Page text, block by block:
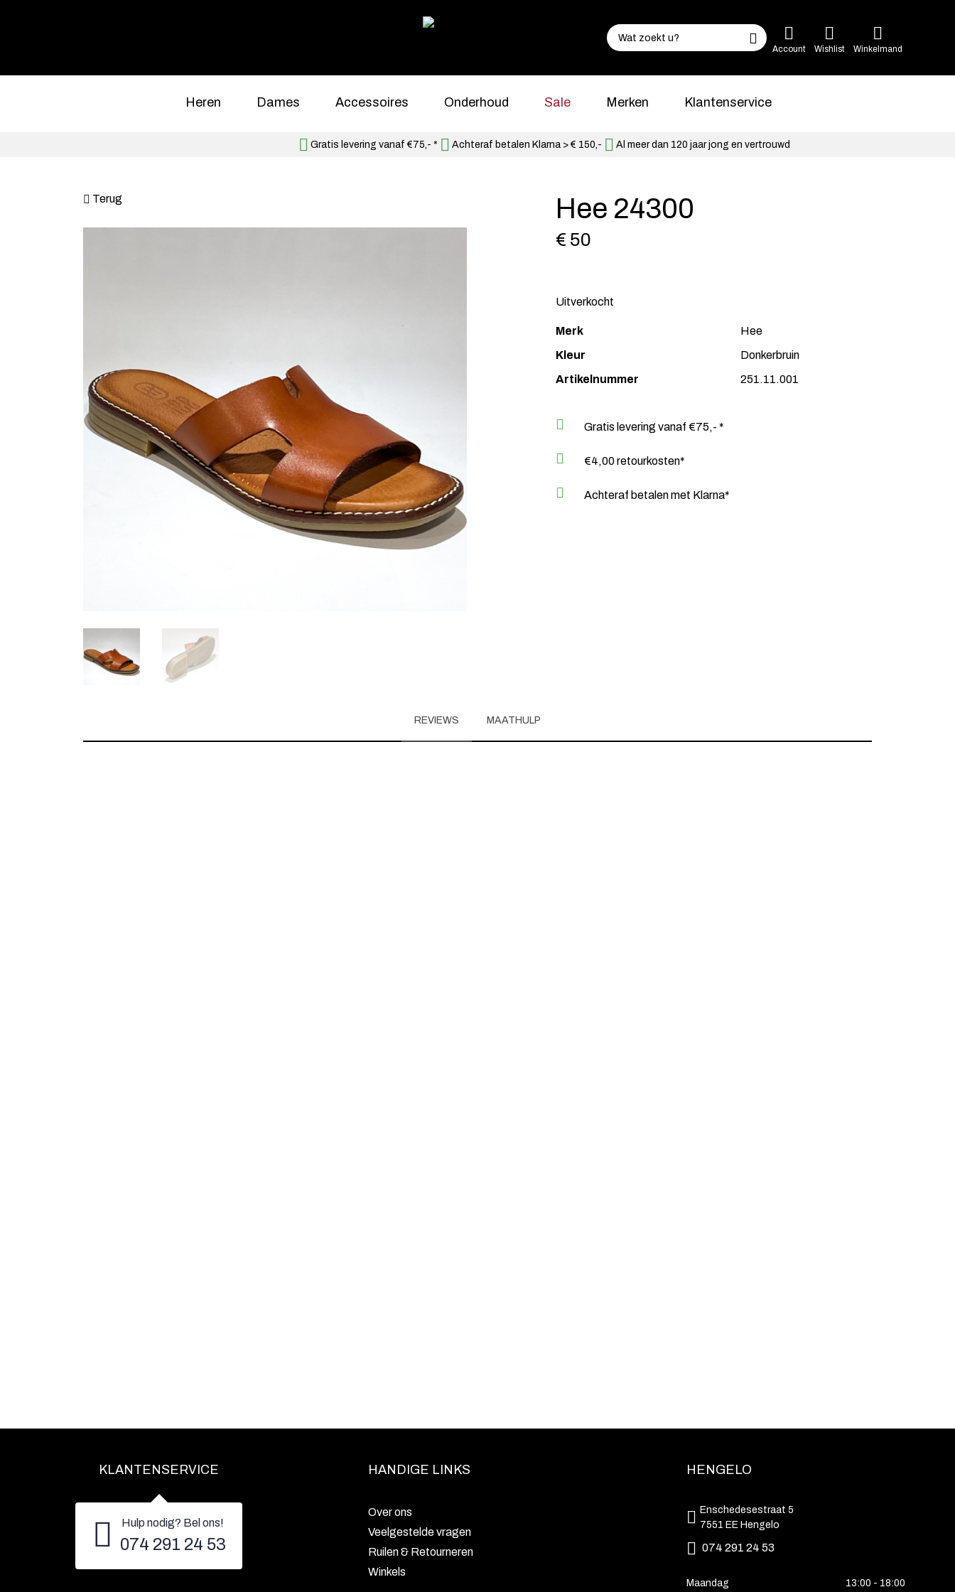
Account Wishlist Winkelmand
Heren Dames Accessoires Onderhoud Sale Merken Klantenservice
Gratis levering vanaf €75,- * Achteraf betalen Klarna > € 150,- Al meer dan 120 jaar jong en vertrouwd
Terug Hee 24300
€ 50
Uitverkocht
Merk
Hee
Kleur
Donkerbruin
Artikelnummer
251.11.001
Gratis levering vanaf €75,- *
€4,00 retourkosten*
Achteraf betalen met Klarna*
REVIEWS MAATHULP
KLANTENSERVICE
Hulp nodig? Bel ons!
074 291 24 53
HANDIGE LINKS
Over ons
Veelgestelde vragen
Ruilen & Retourneren
Winkels
HENGELO
Enschedesestraat 5
7551 EE Hengelo
074 291 24 53
Maandag 13:00 - 18:00